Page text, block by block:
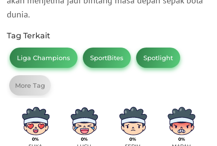
dunia.
Tag Terkait
Liga Champions SportBites Spotlight
More Tag
0% 0% 0% 0%